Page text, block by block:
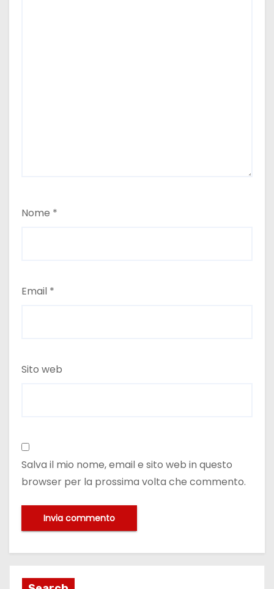
Nome *
Email *
Sito web
Salva il mio nome, email e sito web in questo
browser per la prossima volta che commento.